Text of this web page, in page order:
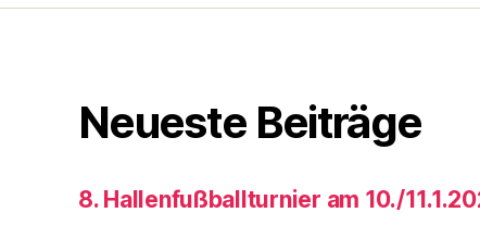
Neueste Beiträge
8. Hallenfußballturnier am 10./